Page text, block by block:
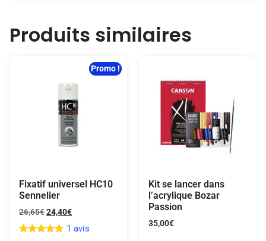
Produits similaires
Promo !
Fixatif universel HC10
Sennelier
26,65€24,40€
1 avis
Kit se lancer dans
l’acrylique Bozar
Passion
35,00€